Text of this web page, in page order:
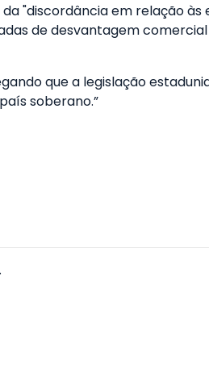
"discordância em relação às
de desvantagem
que a legislação
soberano.”